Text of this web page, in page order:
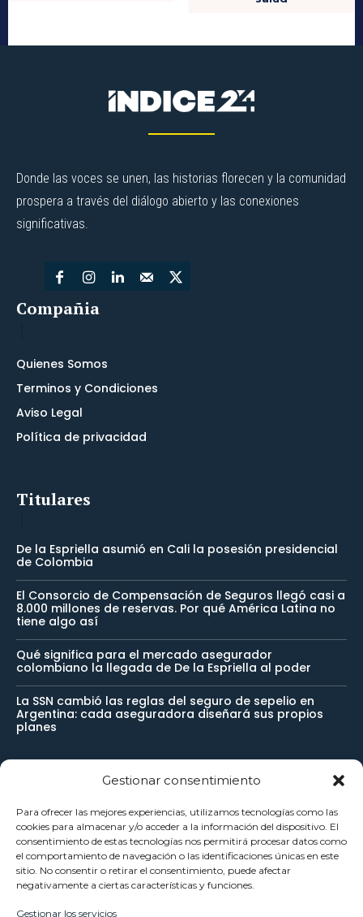
Gestionar consentimiento
Para ofrecer las mejores experiencias, utilizamos tecnologías como las
cookies para almacenar y/o acceder a la información del dispositivo. El
consentimiento de estas tecnologías nos permitirá procesar datos como
el comportamiento de navegación o las identificaciones únicas en este
sitio. No consentir o retirar el consentimiento, puede afectar
negativamente a ciertas características y funciones.
Gestionar los servicios
Donde las voces se unen, las historias florecen y la comunidad
prospera a través del diálogo abierto y las conexiones
significativas.
Compañia
Quienes Somos
Terminos y Condiciones
Aviso Legal
Política de privacidad
Titulares
De la Espriella asumió en Cali la posesión presidencial
de Colombia
El Consorcio de Compensación de Seguros llegó casi a
8.000 millones de reservas. Por qué América Latina no
tiene algo así
Qué significa para el mercado asegurador
colombiano la llegada de De la Espriella al poder
La SSN cambió las reglas del seguro de sepelio en
Argentina: cada aseguradora diseñará sus propios
planes
Newsletter
Reciba noticias importantes directamente en su buzón de
entrada y manténgase conectado.